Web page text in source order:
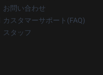
お問い合わせ
カスタマーサポート(FAQ)
スタッフ